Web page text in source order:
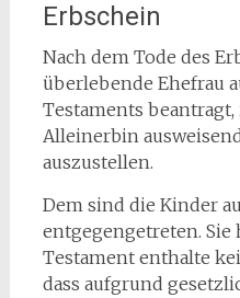
Erbschein
Nach dem Tode des
überlebende Ehefrau
Testaments
Alleinerbin
auszustellen.
Dem sind die Kinder
entgegengetreten. Sie
Testament enthalte
dass aufgrund